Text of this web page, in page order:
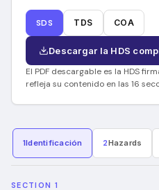
SDS TDS COA
Descargar la HDS
El PDF descargable es la HDS
refleja su contenido en las 16
1Identificación 2Hazards
SECTION 1